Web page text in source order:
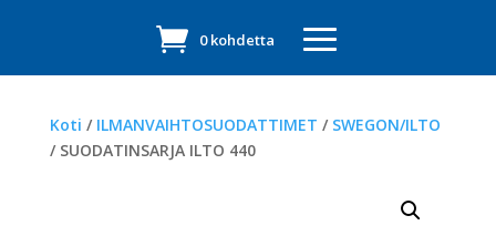
0 kohdetta
Koti / ILMANVAIHTOSUODATTIMET / SWEGON/ILTO
/ SUODATINSARJA ILTO 440